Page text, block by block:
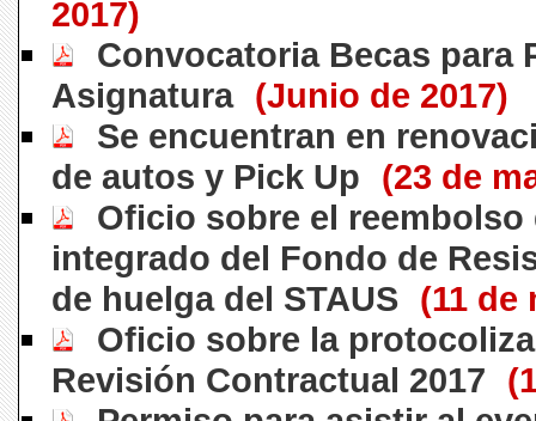
2017)
Convocatoria Becas para
Asignatura (Junio de 2017)
Se encuentran en
de autos y Pick Up
(23 de
Oficio sobre el
integrado del Fondo de
de huelga del STAUS (11 de
Oficio sobre la
Revisión Contractual 2017